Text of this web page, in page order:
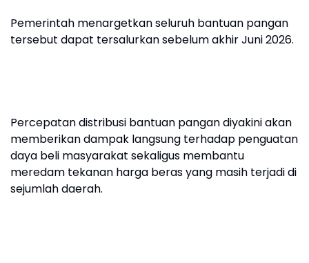
Pemerintah menargetkan seluruh bantuan pangan
tersebut dapat tersalurkan sebelum akhir Juni 2026.
Percepatan distribusi bantuan pangan diyakini akan
memberikan dampak langsung terhadap penguatan
daya beli masyarakat sekaligus membantu
meredam tekanan harga beras yang masih terjadi di
sejumlah daerah.